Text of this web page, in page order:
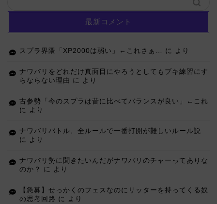
最新コメント
スプラ界隈「XP2000は弱い」←これさぁ… に より
ナワバリをどれだけ真面目にやろうとしてもブキ練習にす
らならない理由 に より
古参勢「今のスプラは昔に比べてバランスが良い」←これ
に
より
ナワバリバトル、全ルールで一番打開が難しいルール説
に
より
ナワバリ勢に聞きたいんだがナワバリのチャーってありな
のか？
に より
【急募】せっかくのフェスなのにリッターを持ってくる奴
の思考回路 に より